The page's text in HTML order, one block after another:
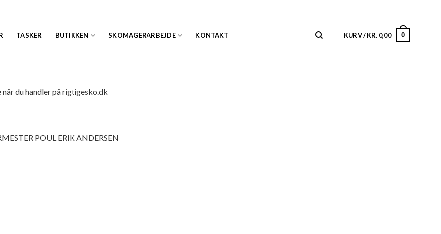
TASKER BUTIKKEN SKOMAGERARBEJDE KONTAKT KURV / KR. 0,00 0
du handler på rigtigesko.dk
POUL ERIK ANDERSEN